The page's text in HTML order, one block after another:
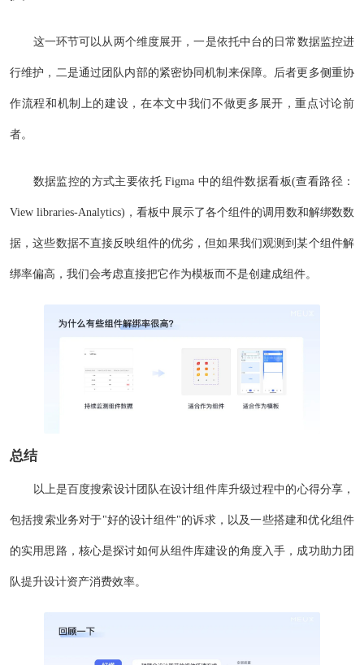
这一环节可以从两个维度展开，一是依托中台的日常数据监控进
行维护，二是通过团队内部的紧密协同机制来保障。后者更多侧重协
作流程和机制上的建设，在本文中我们不做更多展开，重点讨论前
者。
数据监控的方式主要依托 Figma 中的组件数据看板(查看路径：
View libraries-Analytics)，看板中展示了各个组件的调用数和解绑数数
据，这些数据不直接反映组件的优劣，但如果我们观测到某个组件解
绑率偏高，我们会考虑直接把它作为模板而不是创建成组件。
总结
以上是百度搜索设计团队在设计组件库升级过程中的心得分享，
包括搜索业务对于"好的设计组件"的诉求，以及一些搭建和优化组件
的实用思路，核心是探讨如何从组件库建设的角度入手，成功助力团
队提升设计资产消费效率。